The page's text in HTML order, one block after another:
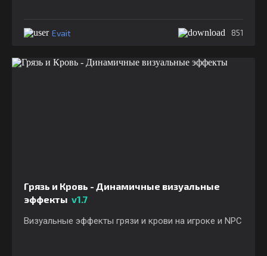
Evait 851
Грязь и Кровь - Динамичные визуальные
эффекты v1.7
Визуальные эффекты грязи и крови на игроке и NPC